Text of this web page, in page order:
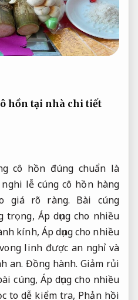
hồn tại nhà chi tiết
cô hồn đúng chuẩn là
lễ cúng cô hồn hàng
giá rõ ràng. Bài cúng
trọng, Áp dụng cho nhiều
kính, Áp dụng cho nhiều
linh được an nghỉ và
an. Đồng hành. Giảm rủi
cúng, Áp dụng cho nhiều
to dễ kiểm tra, Phản hồi